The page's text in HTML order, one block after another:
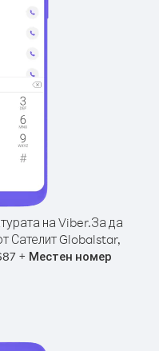
на Viber.За да
Сателит Globalstar,
+ Местен номер